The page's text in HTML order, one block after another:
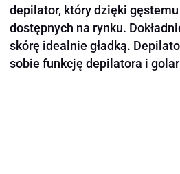
depilator, który dzięki
dostępnych na rynku.
skórę idealnie gładką.
sobie funkcję depilatora i